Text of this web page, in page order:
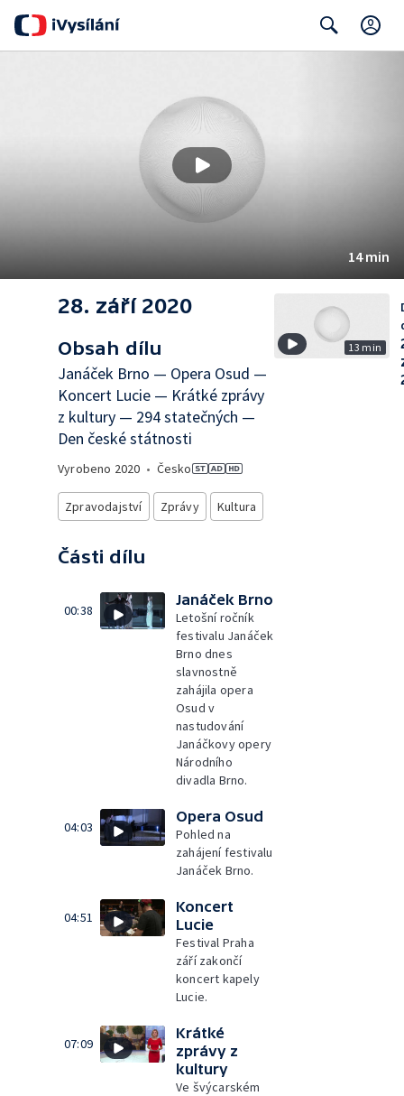
14 min
28. září 2020
Obsah dílu
Janáček Brno — Opera Osud —
Koncert Lucie — Krátké zprávy
z kultury — 294 statečných —
Den české státnosti
Vyrobeno 2020 • Česko
Zpravodajství Zprávy Kultura
Části dílu
00:38
Janáček Brno
Letošní ročník
festivalu Janáček
Brno dnes
slavnostně
zahájila opera
Osud v
nastudování
Janáčkovy opery
Národního
divadla Brno.
04:03
Opera Osud
Pohled na
zahájení festivalu
Janáček Brno.
04:51
Koncert
Lucie
Festival Praha
září zakončí
koncert kapely
Lucie.
07:09
Krátké
zprávy z
kultury
Ve švýcarském
13 min